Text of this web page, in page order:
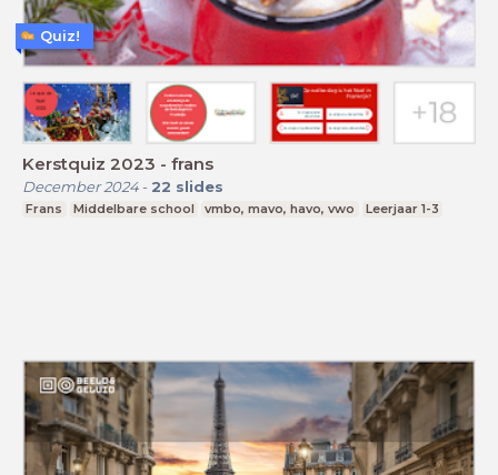
Kerstquiz 2023 - frans
December 2024- 22 slides
Frans Middelbare school vmbo, mavo, havo, vwo Leerjaar 1-3
Quiz!